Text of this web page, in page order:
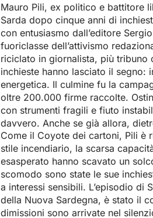
Mauro Pili, ex politico e battitore
Sarda dopo cinque anni di
con entusiasmo dall’editore
fuoriclasse dell’attivismo
riciclato in giornalista, più tribuno
inchieste hanno lasciato il segno:
energetica. Il culmine fu la
oltre 200.000 firme raccolte.
con strumenti fragili e fiuto
davvero. Anche se già allora,
Come il Coyote dei cartoni, Pili è
stile incendiario, la scarsa
esasperato hanno scavato un
scomodo sono state le sue
a interessi sensibili. L’episodio di
della Nuova Sardegna, è stato il
dimissioni sono arrivate nel